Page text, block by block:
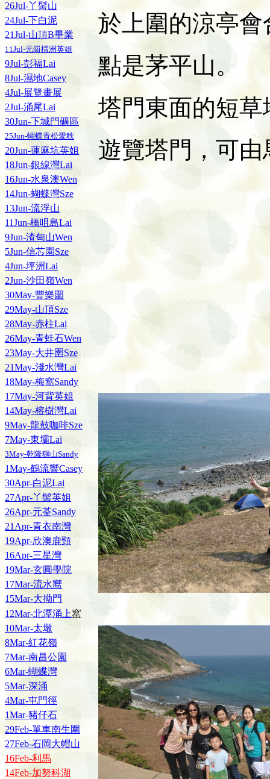
26Jul-丫髻山
24Jul-下白泥
21Jul-山頂B畢業
11Jul-元崗橫洲英姐
9Jul-彭福Lai
8Jul-濕地Casey
4Jul-展覽畫展
2Jul-涌尾Lai
30Jun-下城門礦區
25Jun-蝴蝶青松愛秩
20Jun-蓮麻坑英姐
18Jun-銀線灣Lai
16Jun-水泉澳Wen
14Jun-蝴蝶灣Sze
13Jun-流浮山
11Jun-橋咀島Lai
9Jun-渣甸山Wen
5Jun-信芯園Sze
4Jun-坪洲Lai
2Jun-沙田嶺Wen
30May-豐樂圍
29May-山頂Sze
28May-赤柱Lai
26May-青蛙石Wen
23May-大井圉Sze
21May-淺水灣Lai
18May-梅窩Sandy
17May-河背英姐
14May-榕樹灣Lai
9May-龍鼓咖啡Sze
7May-東壩Lai
3May-乾隆獅山Sandy
1May-鶴流響Casey
30Apr-白泥Lai
27Apr-丫髻英姐
26Apr-元荃Sandy
21Apr-青衣南灣
19Apr-欣澳鹿頸
16Apr-三星灣
19Mar-玄圓學院
17Mar-流水嚮
15Mar-大拗門
12Mar-北潭涌上窰
10Mar-太墩
8Mar-紅花嶺
7Mar-南昌公園
6Mar-蝴蝶灣
5Mar-深涌
4Mar-屯門徑
1Mar-豬仔石
29Feb-單車南生圍
27Feb-石岡大帽山
16Feb-利馬
14Feb-加努科湖
於上圍的涼亭會
點是茅平山。
塔門東面的短
遊覽塔門，可